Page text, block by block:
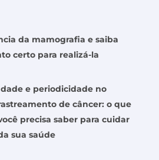
da mamografia e saiba
certo para realizá-la
e periodicidade no
de câncer: o que
precisa saber para cuidar
sua saúde